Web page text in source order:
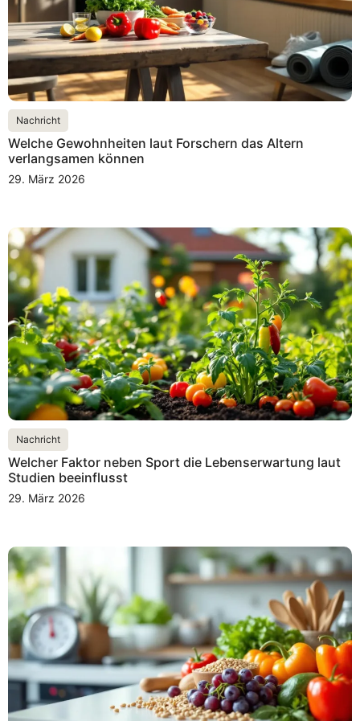
Nachricht
Welche Gewohnheiten laut Forschern das Altern
verlangsamen können
29. März 2026
Nachricht
Welcher Faktor neben Sport die Lebenserwartung laut
Studien beeinflusst
29. März 2026